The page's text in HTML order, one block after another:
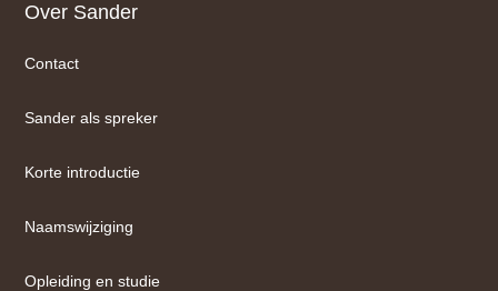
Footer
Over Sander
Contact
Sander als spreker
Korte introductie
Naamswijziging
Opleiding en studie